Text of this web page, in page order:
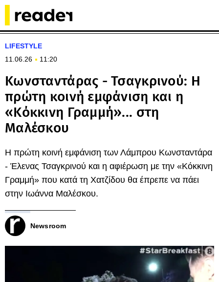
LIFESTYLE
11.06.26
11:20
Κωνσταντάρας - Τσαγκρινού: Η
πρώτη κοινή εμφάνιση και η
«Κόκκινη Γραμμή»... στη
Μαλέσκου
Η πρώτη κοινή εμφάνιση των Λάμπρου Κωνσταντάρα
- Έλενας Τσαγκρινού και η αφιέρωση με την «Κόκκινη
Γραμμή» που κατά τη Χατζίδου θα έπρεπε να πάει
στην Ιωάννα Μαλέσκου.
Newsroom